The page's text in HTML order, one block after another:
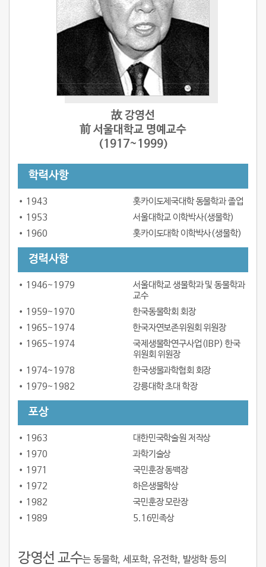
故 강영선
前 서울대학교 명예교수
(1917~1999)
학력사항
1943
홋카이도제국대학 동물학과 졸업
1953
서울대학교 이학박사(생물학)
1960
홋카이도대학 이학박사(생물학)
경력사항
1946~1979
서울대학교 생물학과 및 동물학과
교수
1959~1970
한국동물학회 회장
1965~1974
한국자연보존위원회 위원장
1965~1974
국제생물학연구사업(IBP) 한국
위원회 위원장
1974~1978
한국생물과학협회 회장
1979~1982
강릉대학 초대 학장
포상
1963
대한민국학술원 저작상
1970
과학기술상
1971
국민훈장 동백장
1972
하은생물학상
1982
국민훈장 모란장
1989
5.16민족상
강영선 교수는 동물학, 세포학, 유전학, 발생학 등의